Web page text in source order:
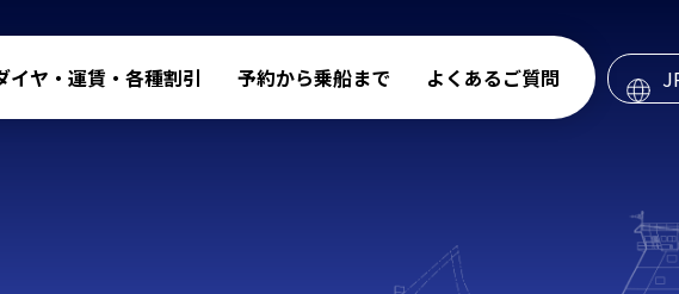
イヤ・運賃・各種割引 予約から乗船まで よくあるご質問